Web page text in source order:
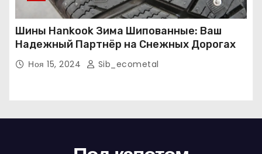
Шины Hankook Зима Шипованные: Ваш
Надежный Партнёр на Снежных Дорогах
Ноя 15, 2024 Sib_ecometal